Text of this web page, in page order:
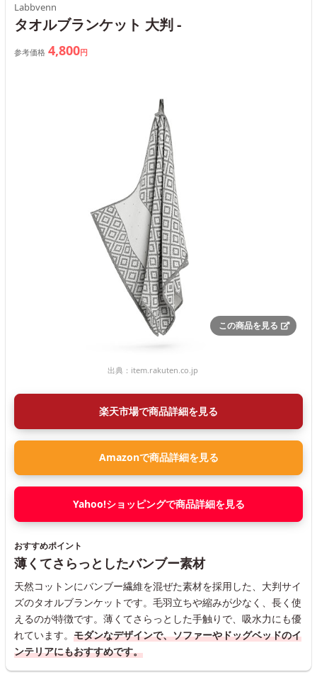
Labbvenn
タオルブランケット 大判 -
参考価格 4,800円
この商品を見る
出典： item.rakuten.co.jp
楽天市場で商品詳細を見る
Amazonで商品詳細を見る
Yahoo!ショッピングで商品詳細を見る
おすすめポイント
薄くてさらっとしたバンブー素材
天然コットンにバンブー繊維を混ぜた素材を採用した、大判サイ
ズのタオルブランケットです。毛羽立ちや縮みが少なく、長く使
えるのが特徴です。薄くてさらっとした手触りで、吸水力にも優
れています。 モダンなデザインで、ソファーやドッグベッドのイ
ンテリアにもおすすめです。